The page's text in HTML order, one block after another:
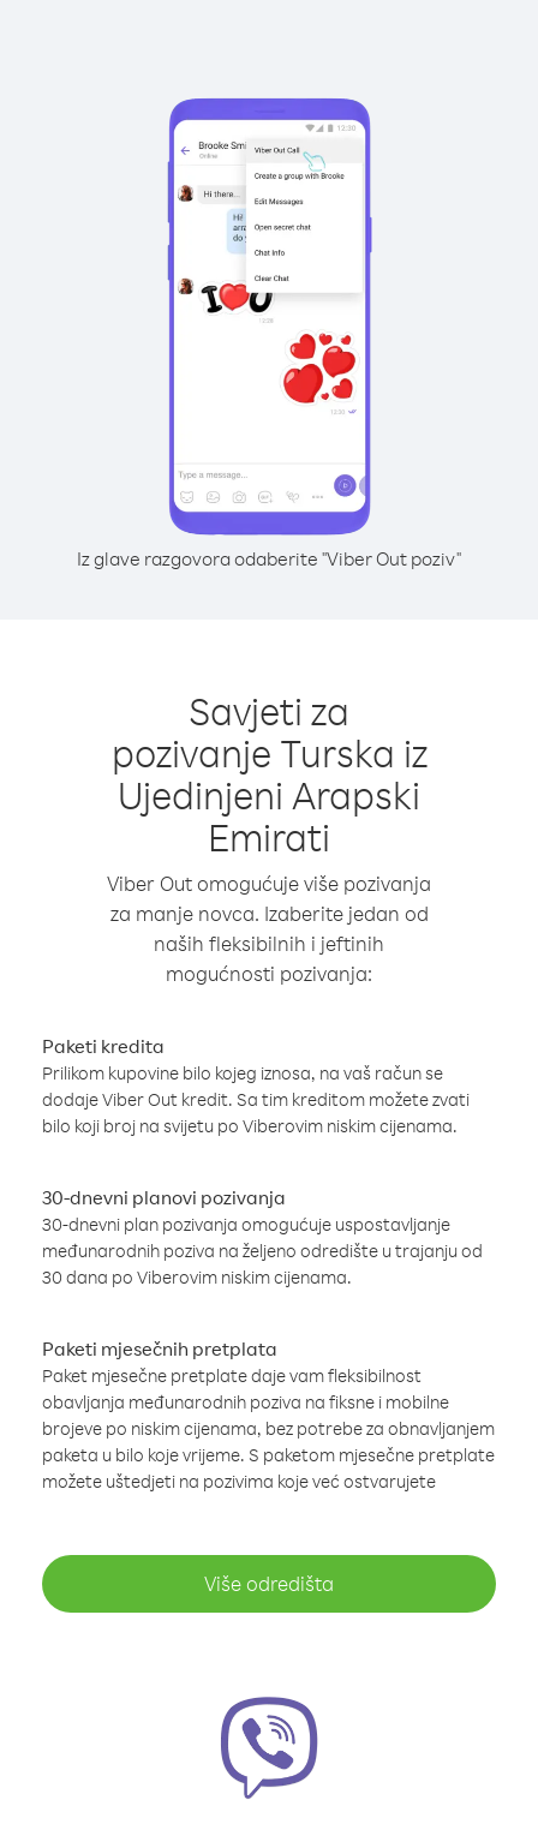
Iz glave razgovora odaberite "Viber Out poziv"
Savjeti za
pozivanje Turska iz
Ujedinjeni Arapski
Emirati
Viber Out omogućuje više pozivanja
za manje novca. Izaberite jedan od
naših fleksibilnih i jeftinih
mogućnosti pozivanja:
Paketi kredita
Prilikom kupovine bilo kojeg iznosa, na vaš račun se
dodaje Viber Out kredit. Sa tim kreditom možete zvati
bilo koji broj na svijetu po Viberovim niskim cijenama.
30-dnevni planovi pozivanja
30-dnevni plan pozivanja omogućuje uspostavljanje
međunarodnih poziva na željeno odredište u trajanju od
30 dana po Viberovim niskim cijenama.
Paketi mjesečnih pretplata
Paket mjesečne pretplate daje vam fleksibilnost
obavljanja međunarodnih poziva na fiksne i mobilne
brojeve po niskim cijenama, bez potrebe za obnavljanjem
paketa u bilo koje vrijeme. S paketom mjesečne pretplate
možete uštedjeti na pozivima koje već ostvarujete
Više odredišta